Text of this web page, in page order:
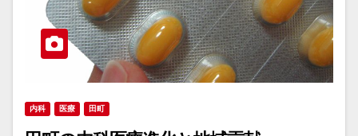
内科 医療 田町